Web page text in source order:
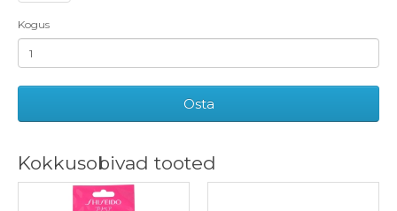
Kogus
Osta
Kokkusobivad tooted